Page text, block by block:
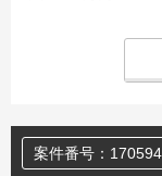
案件番号：